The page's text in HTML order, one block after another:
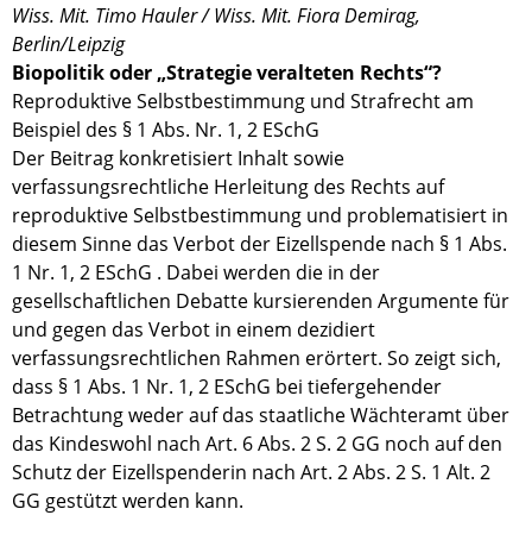
Wiss. Mit. Timo Hauler / Wiss. Mit. Fiora Demirag,
Berlin/Leipzig
Biopolitik oder „Strategie veralteten Rechts“?
Reproduktive Selbstbestimmung und Strafrecht am
Beispiel des § 1 Abs. Nr. 1, 2 ESchG
Der Beitrag konkretisiert Inhalt sowie
verfassungsrechtliche Herleitung des Rechts auf
reproduktive Selbstbestimmung und problematisiert in
diesem Sinne das Verbot der Eizellspende nach § 1 Abs.
1 Nr. 1, 2 ESchG . Dabei werden die in der
gesellschaftlichen Debatte kursierenden Argumente für
und gegen das Verbot in einem dezidiert
verfassungsrechtlichen Rahmen erörtert. So zeigt sich,
dass § 1 Abs. 1 Nr. 1, 2 ESchG bei tiefergehender
Betrachtung weder auf das staatliche Wächteramt über
das Kindeswohl nach Art. 6 Abs. 2 S. 2 GG noch auf den
Schutz der Eizellspenderin nach Art. 2 Abs. 2 S. 1 Alt. 2
GG gestützt werden kann.